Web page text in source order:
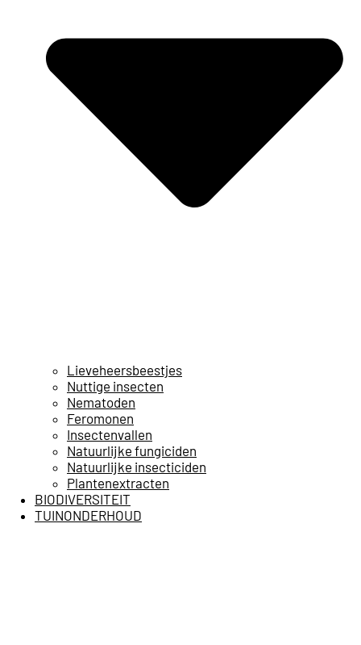
Lieveheersbeestjes
Nuttige insecten
Nematoden
Feromonen
Insectenvallen
Natuurlijke fungiciden
Natuurlijke insecticiden
Plantenextracten
BIODIVERSITEIT
TUINONDERHOUD